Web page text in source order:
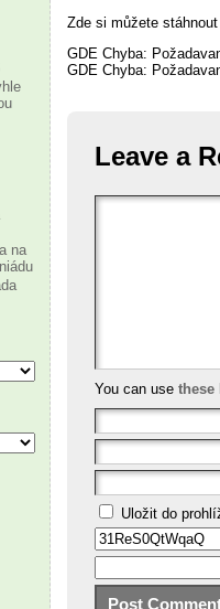
na
Zde si můžete
GDE Chyba:
GDE Chyba:
Leave a
You can usethese
Uložit do